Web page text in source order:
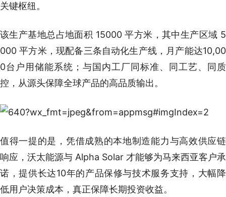
关键枢纽。
该生产基地总占地面积 15000 平方米，其中生产区域 5
000 平方米，现配备三条自动化生产线，月产能达10,00
0台户用储能系统；与国内工厂同标准、同工艺、同质
控，从源头保障全球产品的高品质输出。
值得一提的是，凭借成熟的本地制造能力与高效供应链
响应，沃太能源与 Alpha Solar 才能够为马来西亚客户承
诺，提供长达10年的产品保修与技术服务支持，大幅降
低用户决策成本，真正保障长期投资收益。